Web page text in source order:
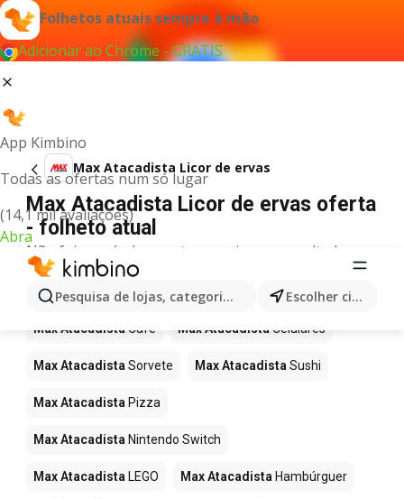
Folhetos atuais sempre à mão
Adicionar ao Chrome - GRÁTIS
App Kimbino
Todas as ofertas num só lugar
(14,1 mil avaliações)
Abra
Pesquisa de lojas, categorias,produtos... Escolher cidade
Max Atacadista Licor de ervas
Max Atacadista Licor de ervas oferta
- folheto atual
Não foi possível encontrar quaisquer resultados
para este termo.
Mais produtos em Max Atacadista
Max Atacadista Café Max Atacadista Celulares
Max Atacadista Sorvete Max Atacadista Sushi
Max Atacadista Pizza
Max Atacadista Nintendo Switch
Max Atacadista LEGO Max Atacadista Hambúrguer